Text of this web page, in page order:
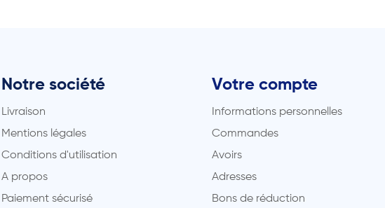
Notre société
Livraison
Mentions légales
Conditions d'utilisation
A propos
Paiement sécurisé
Votre compte
Informations personnelles
Commandes
Avoirs
Adresses
Bons de réduction